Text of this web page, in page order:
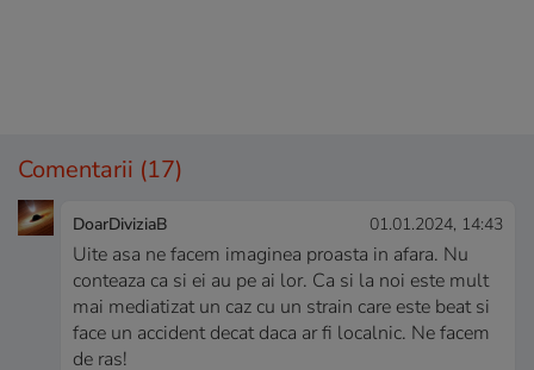
Comentarii (17)
DoarDiviziaB 01.01.2024, 14:43
Uite asa ne facem imaginea proasta in afara. Nu
conteaza ca si ei au pe ai lor. Ca si la noi este mult
mai mediatizat un caz cu un strain care este beat si
face un accident decat daca ar fi localnic. Ne facem
de ras!